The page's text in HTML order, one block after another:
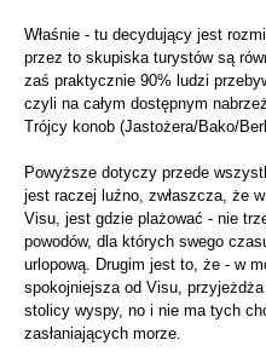
Właśnie - tu decydujący jest
przez to skupiska turystów są
zaś praktycznie 90% ludzi
czyli na całym dostępnym
Trójcy konob (Jastożera/Bako/
Powyższe dotyczy przede
jest raczej luźno, zwłaszcza, że
Visu, jest gdzie plażować - nie
powodów, dla których swego
urlopową. Drugim jest to, że - w
spokojniejsza od Visu,
stolicy wyspy, no i nie ma tych
zasłaniających morze.